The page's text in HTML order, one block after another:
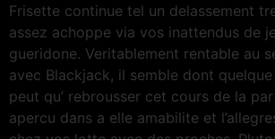
Frisette continue tel un delassement
assez achoppe via vos inattendus de
gueridone. Veritablement rentable au
avec Blackjack, il semble dont
peut qu’ rebrousser cet cours de la
apercu dans a elle amabilite et